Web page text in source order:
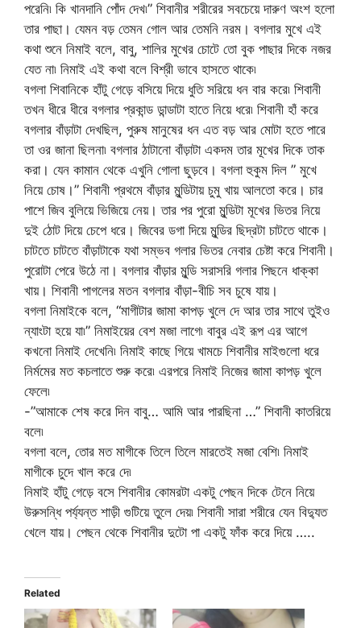
পরেনি৷ কি খানদানি পোঁদ দেখ৷” শিবানীর শরীরের সবচেয়ে দারুণ অংশ হলো
তার পাছা। যেমন বড় তেমন গোল আর তেমনি নরম। বগলার মুখে এই
কথা শুনে নিমাই বলে, বাবু, শালির মুখের চোটে তো বুক পাছার দিকে নজর
যেত না৷ নিমাই এই কথা বলে বিশ্রী ভাবে হাসতে থাকে৷
বগলা শিবানিকে হাঁটু গেড়ে বসিয়ে দিয়ে ধুতি সরিয়ে ধন বার করে৷ শিবানী
তখন ধীরে ধীরে বগলার প্রকান্ড ডান্ডাটা হাতে নিয়ে ধরে৷ শিবানী হাঁ করে
বগলার বাঁড়াটা দেখছিল, পুরুষ মানুষের ধন এত বড় আর মোটা হতে পারে
তা ওর জানা ছিলনা৷ বগলার ঠাটানো বাঁড়াটা একদম তার মূখের দিকে তাক
করা। যেন কামান থেকে এখুনি গোলা ছুড়বে। বগলা হুকুম দিল ” মুখে
নিয়ে চোষ।” শিবানী প্রথমে বাঁড়ার মুন্ডিটায় চুমু খায় আলতো করে। চার
পাশে জিব বুলিয়ে ভিজিয়ে নেয়। তার পর পুরো মুন্ডিটা মূখের ভিতর নিয়ে
দুই ঠোট দিয়ে চেপে ধরে। জিবের ডগা দিয়ে মুন্ডির ছিদ্রটা চাটতে থাকে।
চাটতে চাটতে বাঁড়াটাকে যথা সম্ভব গলার ভিতর নেবার চেষ্টা করে শিবানী।
পুরোটা পেরে উঠে না। বগলার বাঁড়ার মুন্ডি সরাসরি গলার পিছনে ধাক্কা
খায়। শিবানী পাগলের মতন বগলার বাঁড়া-বীচি সব চুষে যায়।
বগলা নিমাইকে বলে, “মাগীটার জামা কাপড় খুলে দে আর তার সাথে তুইও
ন্যাংটা হয়ে যা৷” নিমাইয়ের বেশ মজা লাগে৷ বাবুর এই রূপ এর আগে
কখনো নিমাই দেখেনি৷ নিমাই কাছে গিয়ে খামচে শিবানীর মাইগুলো ধরে
নির্মমের মত কচলাতে শুরু করে৷ এরপরে নিমাই নিজের জামা কাপড় খুলে
ফেলে৷
-”আমাকে শেষ করে দিন বাবু… আমি আর পারছিনা …” শিবানী কাতরিয়ে
বলে৷
বগলা বলে, তোর মত মাগীকে তিলে তিলে মারতেই মজা বেশি৷ নিমাই
মাগীকে চুদে খাল করে দে৷
নিমাই হাঁটু গেড়ে বসে শিবানীর কোমরটা একটু পেছন দিকে টেনে নিয়ে
উরুসন্ধি পর্য্যন্ত শাড়ী গুটিয়ে তুলে দেয়৷ শিবানী সারা শরীরে যেন বিদ্যুত
খেলে যায়। পেছন থেকে শিবানীর দুটো পা একটু ফাঁক করে দিয়ে …..
Related